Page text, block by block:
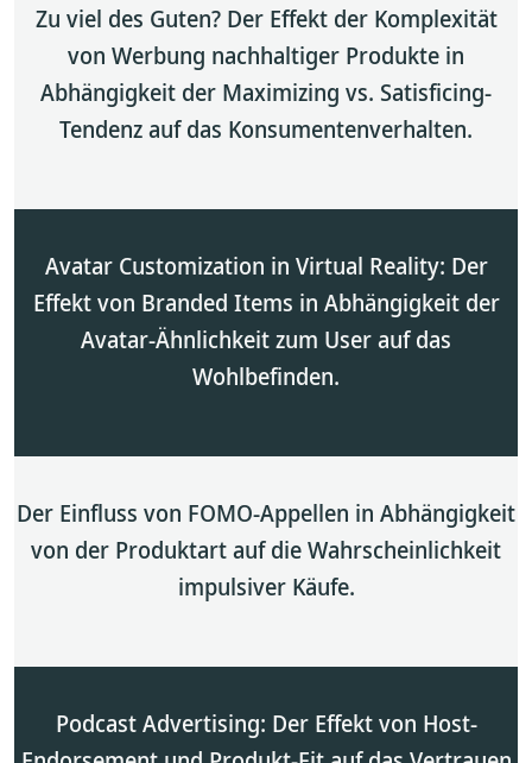
Zu viel des Guten? Der Effekt der Komplexität
von Werbung nachhaltiger Produkte in
Abhängigkeit der Maximizing vs. Satisficing-
Tendenz auf das Konsumentenverhalten.
Avatar Customization in Virtual Reality: Der
Effekt von Branded Items in Abhängigkeit der
Avatar-Ähnlichkeit zum User auf das
Wohlbefinden.
Der Einfluss von FOMO-Appellen in Abhängigkeit
von der Produktart auf die Wahrscheinlichkeit
impulsiver Käufe.
Podcast Advertising: Der Effekt von Host-